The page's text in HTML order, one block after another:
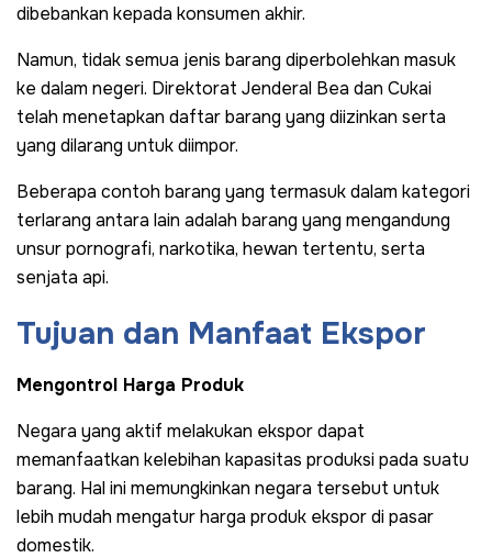
dibebankan kepada konsumen akhir.
Namun, tidak semua jenis barang diperbolehkan masuk
ke dalam negeri. Direktorat Jenderal Bea dan Cukai
telah menetapkan daftar barang yang diizinkan serta
yang dilarang untuk diimpor.
Beberapa contoh barang yang termasuk dalam kategori
terlarang antara lain adalah barang yang mengandung
unsur pornografi, narkotika, hewan tertentu, serta
senjata api.
Tujuan dan Manfaat Ekspor
Mengontrol Harga Produk
Negara yang aktif melakukan ekspor dapat
memanfaatkan kelebihan kapasitas produksi pada suatu
barang. Hal ini memungkinkan negara tersebut untuk
lebih mudah mengatur harga produk ekspor di pasar
domestik.